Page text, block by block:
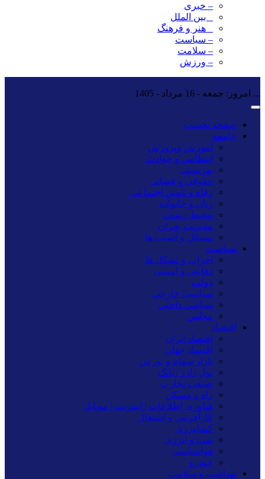
– خبری
_ بین الملل
_ هنر و فرهنگ
– سیاست
– سلامت
– ورزش
... امروز: جمعه - 16 مرداد - 1405
صفحه نخست
جامعه
آموزش وپرورش
انتظامی و حوادث
بهزیستی
حقوقی و قضائی
رفاه و تأمین اجتماعی
زنان و خانواده
محیط زیست
مدیریت بحران
مسائل و آسیب ها
سیاست
احزاب و تشکل ها
دفاعی و امنیتی
دولت
سیاست خارجی
سیاسی داخلی
مجلس
اقتصاد
اقتصاد ایران
اقتصاد جهان
بازار سهام و بورس
پول | ارز | بانک
صنعت تجارت
راه و مسکن
فناوری اطلاعات | اینترنت | موبایل
کارآفرینی و اشتغال
کشاورزی
نفت و انرژی
هواشناسی
خودرو
بهداشت و سلامت